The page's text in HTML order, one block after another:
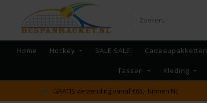
Home Hockey SALE SALE! Cadeaupakketten
Tassen Kleding
GRATIS verzending vanaf €65,- binnen NL